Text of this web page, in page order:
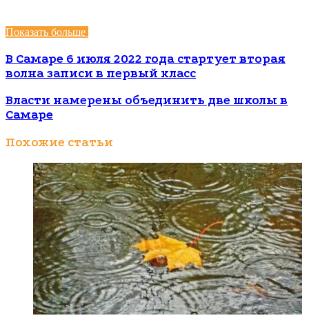
Показать больше
В Самаре 6 июля 2022 года стартует вторая
волна записи в первый класс
Власти намерены объединить две школы в
Самаре
Похожие статьи